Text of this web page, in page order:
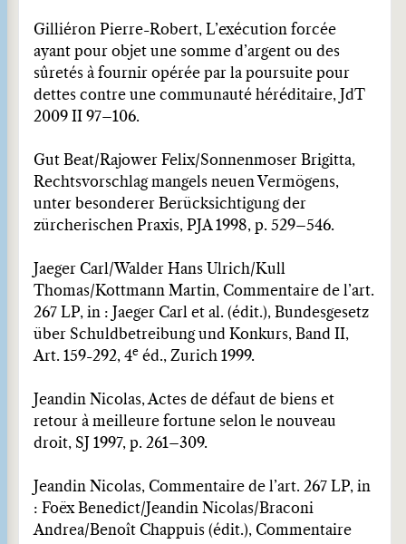
Gilliéron Pierre-Robert, L’exécution forcée
ayant pour objet une somme d’argent ou des
sûretés à fournir opérée par la poursuite pour
dettes contre une communauté héréditaire, JdT
2009 II 97–106.
Gut Beat/Rajower Felix/Sonnenmoser Brigitta,
Rechtsvorschlag mangels neuen Vermögens,
unter besonderer Berücksichtigung der
zürcherischen Praxis, PJA 1998, p. 529–546.
Jaeger Carl/Walder Hans Ulrich/Kull
Thomas/Kottmann Martin, Commentaire de l’art.
267 LP, in : Jaeger Carl et al. (édit.), Bundesgesetz
über Schuldbetreibung und Konkurs, Band II,
Art. 159-292, 4e éd., Zurich 1999.
Jeandin Nicolas, Actes de défaut de biens et
retour à meilleure fortune selon le nouveau
droit, SJ 1997, p. 261–309.
Jeandin Nicolas, Commentaire de l’art. 267 LP, in
: Foëx Benedict/Jeandin Nicolas/Braconi
Andrea/Benoît Chappuis (édit.), Commentaire